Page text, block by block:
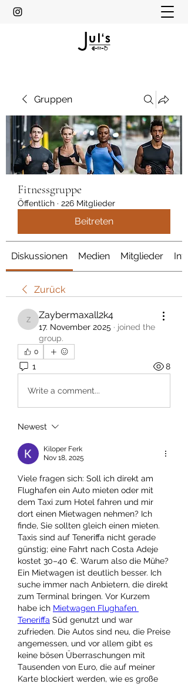
Gruppen
Fitnessgruppe
Öffentlich · 226 Mitglieder
Beitreten
Diskussionen Medien Mitglieder Info
Zurück
Zaybermaxall2k4
Zaybermaxall2k4
17. November 2025 · joined the
group.
0
1 8
Write a comment...
Newest
Kiloper Ferk
Nov 18, 2025
Viele fragen sich: Soll ich direkt am
Flughafen ein Auto mieten oder mit
dem Taxi zum Hotel fahren und mir
dort einen Mietwagen nehmen? Ich
finde, Sie sollten gleich einen mieten.
Taxis sind auf Teneriffa nicht gerade
günstig; eine Fahrt nach Costa Adeje
kostet 30–40 €. Warum also die Mühe?
Ein Mietwagen ist deutlich besser. Ich
suche immer nach Anbietern, die direkt
zum Terminal bringen. Vor Kurzem
habe ich Mietwagen Flughafen
Teneriffa Süd genutzt und war
zufrieden. Die Autos sind neu, die Preise
angemessen, und vor allem gibt es
keine bösen Überraschungen mit
Tausenden von Euro, die auf meiner
Karte blockiert werden, wie es große